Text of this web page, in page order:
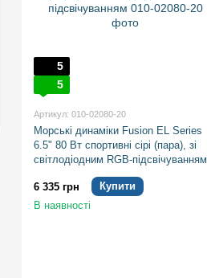
5
5
Артикул: 010-02080-20
Морські динаміки Fusion EL Series
6.5" 80 Вт спортивні сірі (пара), зі
світлодіодним RGB-підсвічуванням
6 335 грн
Купити
В наявності